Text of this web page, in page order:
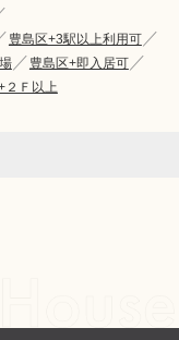
豊島区+3駅以上利用可
豊島区+即入居可
２Ｆ以上